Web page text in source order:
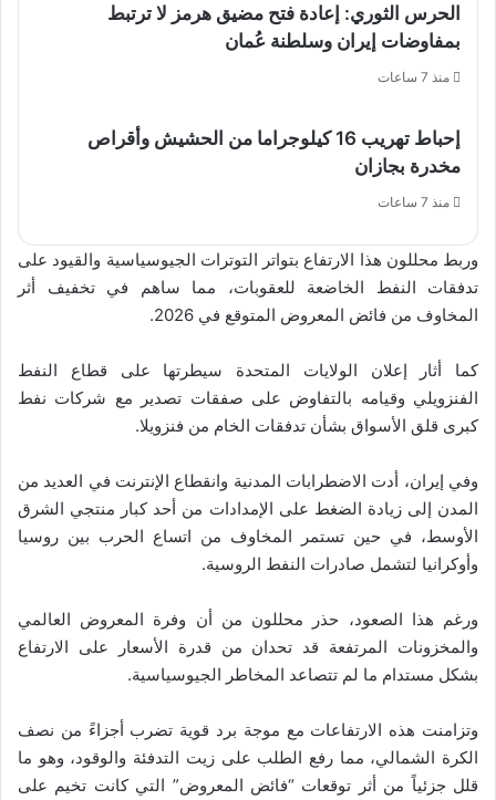
الحرس الثوري: إعادة فتح مضيق هرمز لا ترتبط
بمفاوضات إيران وسلطنة عُمان
منذ 7 ساعات
إحباط تهريب 16 كيلوجراما من الحشيش وأقراص
مخدرة بجازان
منذ 7 ساعات
وربط محللون هذا الارتفاع بتواتر التوترات الجيوسياسية والقيود على
تدفقات النفط الخاضعة للعقوبات، مما ساهم في تخفيف أثر
المخاوف من فائض المعروض المتوقع في 2026.
كما أثار إعلان الولايات المتحدة سيطرتها على قطاع النفط
الفنزويلي وقيامه بالتفاوض على صفقات تصدير مع شركات نفط
كبرى قلق الأسواق بشأن تدفقات الخام من فنزويلا.
وفي إيران، أدت الاضطرابات المدنية وانقطاع الإنترنت في العديد من
المدن إلى زيادة الضغط على الإمدادات من أحد كبار منتجي الشرق
الأوسط، في حين تستمر المخاوف من اتساع الحرب بين روسيا
وأوكرانيا لتشمل صادرات النفط الروسية.
ورغم هذا الصعود، حذر محللون من أن وفرة المعروض العالمي
والمخزونات المرتفعة قد تحدان من قدرة الأسعار على الارتفاع
بشكل مستدام ما لم تتصاعد المخاطر الجيوسياسية.
وتزامنت هذه الارتفاعات مع موجة برد قوية تضرب أجزاءً من نصف
الكرة الشمالي، مما رفع الطلب على زيت التدفئة والوقود، وهو ما
قلل جزئياً من أثر توقعات “فائض المعروض” التي كانت تخيم على